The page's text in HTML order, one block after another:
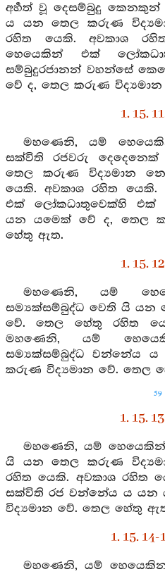
අර්‍හත් වූ දෙසම්බුදු
ය යන තෙල කරුණ
රහිත යෙකි. අවකාශ
හෙයෙකින් එක්
සම්බුදුරජානන් වහන්සේ
වේ ද, තෙල කරුණ
1. 15.
මහණෙනි, යම්
සක්විති රජවරු
තෙල කරුණ විද්‍යමාන
යෙකි. අවකාශ රහිත
එක් ලෝකධාතුවෙක්හි එක්
යන යමෙක් වේ ද, තෙල
හේතු ඇත.
1. 15.
මහණෙනි, යම්
සම්‍යක්සම්බුද්ධ වෙති යි
වේ. තෙල හේතු රහිත
මහණෙනි, යම්
සම්‍යක්සම්බුද්ධ වන්නේය
කරුණ විද්‍යමාන වේ. තෙල
59
1. 15.
මහණෙනි, යම් හෙයෙකින්
යි යන තෙල කරුණ
රහිත යෙකි. අවකාශ රහිත
සක්විති රජ වන්නේය ය යන
විද්‍යමාන වේ. තෙල හේතු
1. 15. 14-
මහණෙනි, යම් හෙයෙකින්